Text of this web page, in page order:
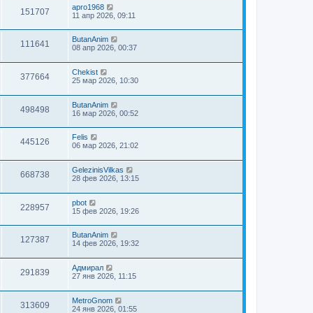
151707
apro1968
11 апр 2026, 09:11
111641
ButanAnim
08 апр 2026, 00:37
377664
Chekist
25 мар 2026, 10:30
498498
ButanAnim
16 мар 2026, 00:52
445126
Felis
06 мар 2026, 21:02
668738
GelezinisVilkas
28 фев 2026, 13:15
228957
pbot
15 фев 2026, 19:26
127387
ButanAnim
14 фев 2026, 19:32
291839
Адмирал
27 янв 2026, 11:15
313609
MetroGnom
24 янв 2026, 01:55